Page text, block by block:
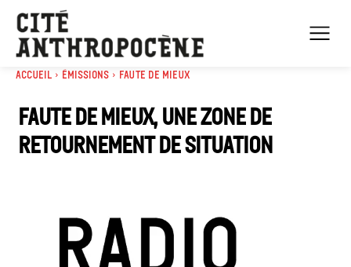
Accueil Émissions Faute de mieux
Faute de mieux, une zone de
retournement de situation